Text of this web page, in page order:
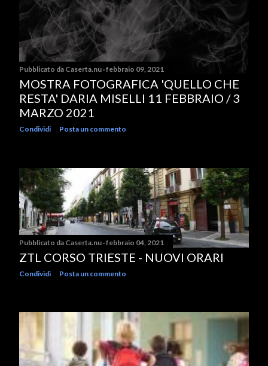
Pubblicato da Caserta.nu febbraio 09, 2021
MOSTRA FOTOGRAFICA 'QUELLO CHE
RESTA' DARIA MISELLI 11 FEBBRAIO / 3
MARZO 2021
Condividi Posta un commento
Pubblicato da Caserta.nu febbraio 04, 2021
ZTL CORSO TRIESTE - NUOVI ORARI
Condividi Posta un commento